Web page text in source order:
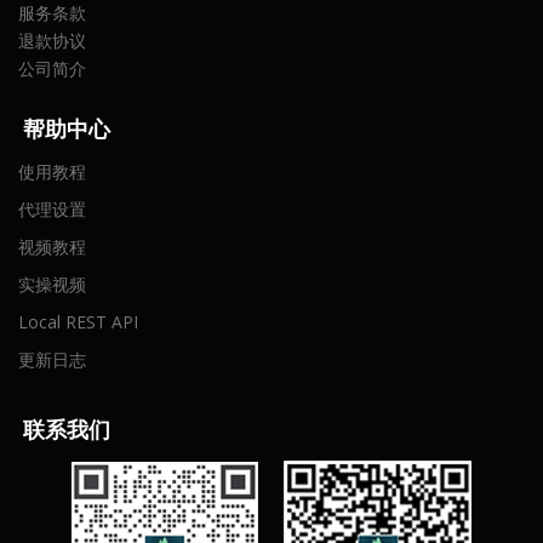
服务条款
退款协议
公司简介
帮助中心
使用教程
代理设置
视频教程
实操视频
Local REST API
更新日志
联系我们